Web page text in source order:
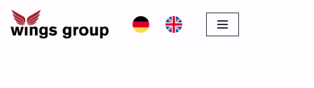
Zum